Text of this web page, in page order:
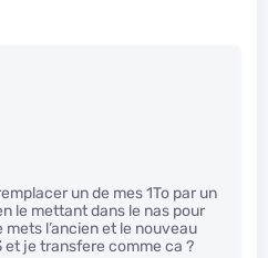
un de mes 1To par un
le mettant dans le nas pour
l’ancien et le nouveau
et je transfere comme ca ?